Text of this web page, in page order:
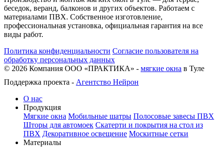
беседок, веранд, балконов и других объектов. Работаем с
материалами ПВХ. Собственное изготовление,
профессиональная установка, официальная гарантия на все
виды работ.
Политика конфиденциальности Согласие пользователя на
обработку персональных данных
© 2026 Компания ООО «ПРАКТИКА» - мягкие окна в Туле
Поддержка проекта - Агентство Нейрон
О нас
Продукция
Мягкие окна Мобильные шатры Полосовые завесы ПВХ
Шторы для автомоек Скатерти и покрытия на стол из
ПВХ Декоративное освещение Москитные сетки
Материалы